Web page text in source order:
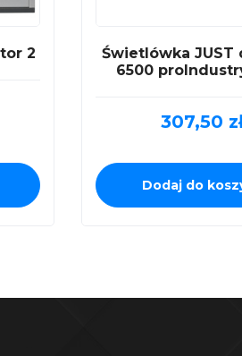
2
Świetlówka JUST
6500
307,50
Dodaj do